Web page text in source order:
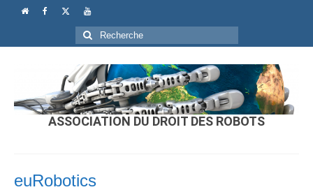
Rechercher
:
ASSOCIATION DU DROIT DES ROBOTS
euRobotics